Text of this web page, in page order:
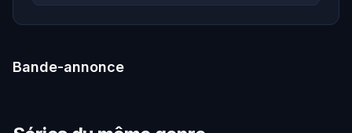
Bande-annonce